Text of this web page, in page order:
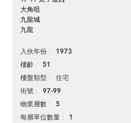
大角咀
九龍城
九龍
入伙年份 1973
樓齡 51
樓盤類型 住宅
街號 97-99
物業層數 5
每層單位數量 1